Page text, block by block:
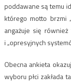
poddawane są temu
którego motto brzmi
angażuje się
i „opresyjnych
Obecna ankieta
wyboru płci zakłada